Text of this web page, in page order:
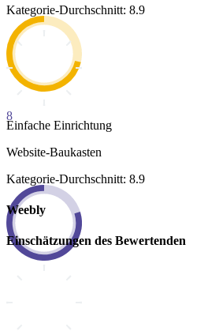
Kategorie-Durchschnitt: 8.9
8
Einfache Einrichtung
Website-Baukasten
Kategorie-Durchschnitt: 8.9
Weebly
Einschätzungen des Bewertenden